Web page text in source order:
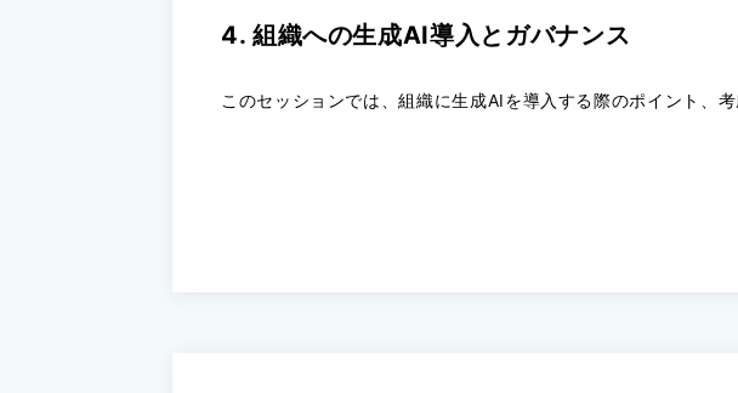
4. 組織への生成AI導入とガバナンス
このセッションでは、組織に生成AIを導入する際のポイント、